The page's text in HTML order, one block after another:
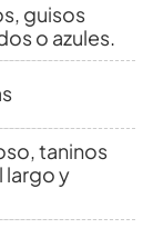
guisos
o azules.
taninos
largo y